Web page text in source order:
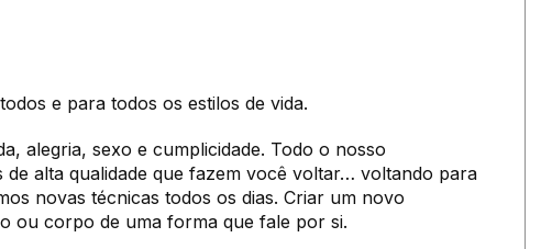
e para todos os estilos de vida.
alegria, sexo e cumplicidade. Todo o nosso
de alta qualidade que fazem você voltar… voltando para
novas técnicas todos os dias. Criar um novo
ou corpo de uma forma que fale por si.